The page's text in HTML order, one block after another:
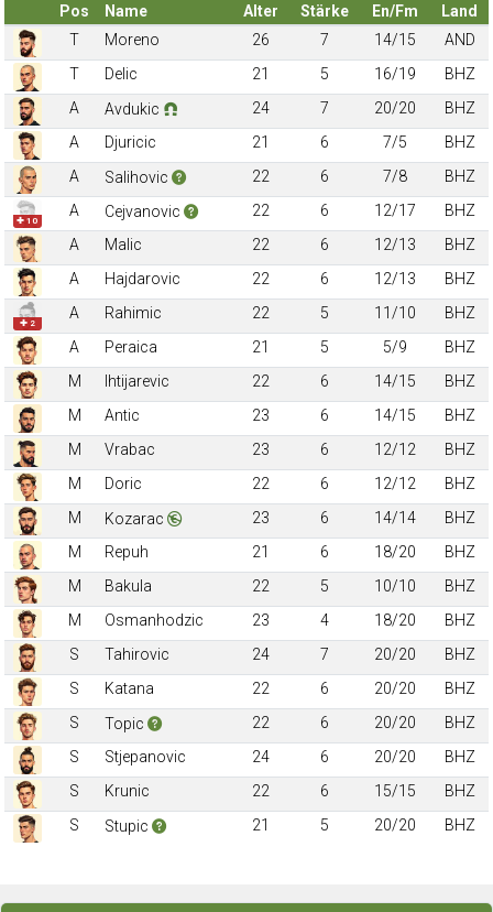
Pos Name Alter Stärke En/Fm
Land
T
Moreno 26 7 14/15
AND
T
Delic 21 5 16/19
BHZ
A
Avdukic 24 7 20/20
BHZ
A
Djuricic 21 6 7/5
BHZ
A
Salihovic 22 6 7/8 BHZ
✚ 10
A Cejvanovic 22 6 12/17
BHZ
A
Malic 22 6 12/13
BHZ
A
Hajdarovic 22 6 12/13 BHZ
✚ 2
A Rahimic 22 5 11/10
BHZ
A
Peraica 21 5 5/9
BHZ
M
Ihtijarevic 22 6 14/15
BHZ
M
Antic 23 6 14/15
BHZ
M
Vrabac 23 6 12/12
BHZ
M
Doric 22 6 12/12
BHZ
M
Kozarac 23 6 14/14
BHZ
M
Repuh 21 6 18/20
BHZ
M
Bakula 22 5 10/10
BHZ
M
Osmanhodzic 23 4 18/20
BHZ
S
Tahirovic 24 7 20/20
BHZ
S
Katana 22 6 20/20
BHZ
S
Topic 22 6 20/20
BHZ
S
Stjepanovic 24 6 20/20
BHZ
S
Krunic 22 6 15/15
BHZ
S
Stupic 21 5 20/20 BHZ